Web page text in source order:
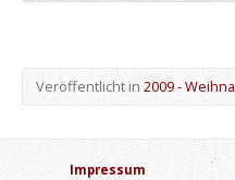
Veröffentlicht in2009 -
Impressum